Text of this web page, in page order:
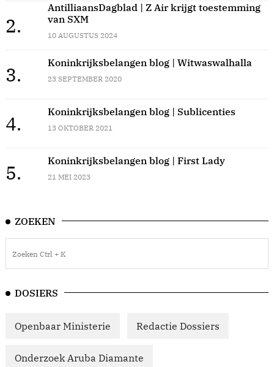
2.
AntilliaansDagblad | Z Air krijgt toestemming
van SXM
10 AUGUSTUS 2024
3.
Koninkrijksbelangen blog | Witwaswalhalla
23 SEPTEMBER 2020
4.
Koninkrijksbelangen blog | Sublicenties
13 OKTOBER 2021
5.
Koninkrijksbelangen blog | First Lady
21 MEI 2023
ZOEKEN
DOSIERS
Openbaar Ministerie Redactie Dossiers
Onderzoek Aruba Diamante